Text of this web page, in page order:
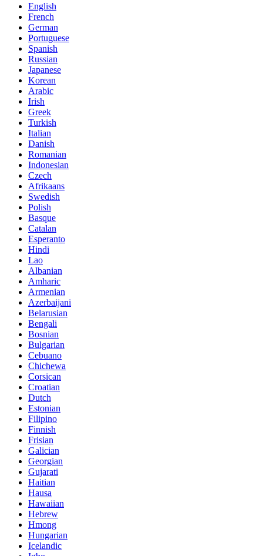
English
French
German
Portuguese
Spanish
Russian
Japanese
Korean
Arabic
Irish
Greek
Turkish
Italian
Danish
Romanian
Indonesian
Czech
Afrikaans
Swedish
Polish
Basque
Catalan
Esperanto
Hindi
Lao
Albanian
Amharic
Armenian
Azerbaijani
Belarusian
Bengali
Bosnian
Bulgarian
Cebuano
Chichewa
Corsican
Croatian
Dutch
Estonian
Filipino
Finnish
Frisian
Galician
Georgian
Gujarati
Haitian
Hausa
Hawaiian
Hebrew
Hmong
Hungarian
Icelandic